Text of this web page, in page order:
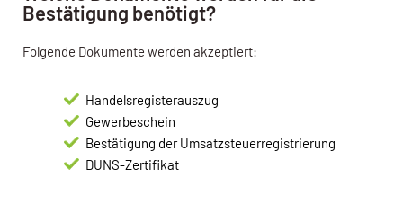
Bestätigung benötigt?
Folgende Dokumente werden akzeptiert:
Handelsregisterauszug
Gewerbeschein
Bestätigung der Umsatzsteuerregistrierung
DUNS-Zertifikat